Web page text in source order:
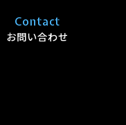
Contact
お問い合わせ